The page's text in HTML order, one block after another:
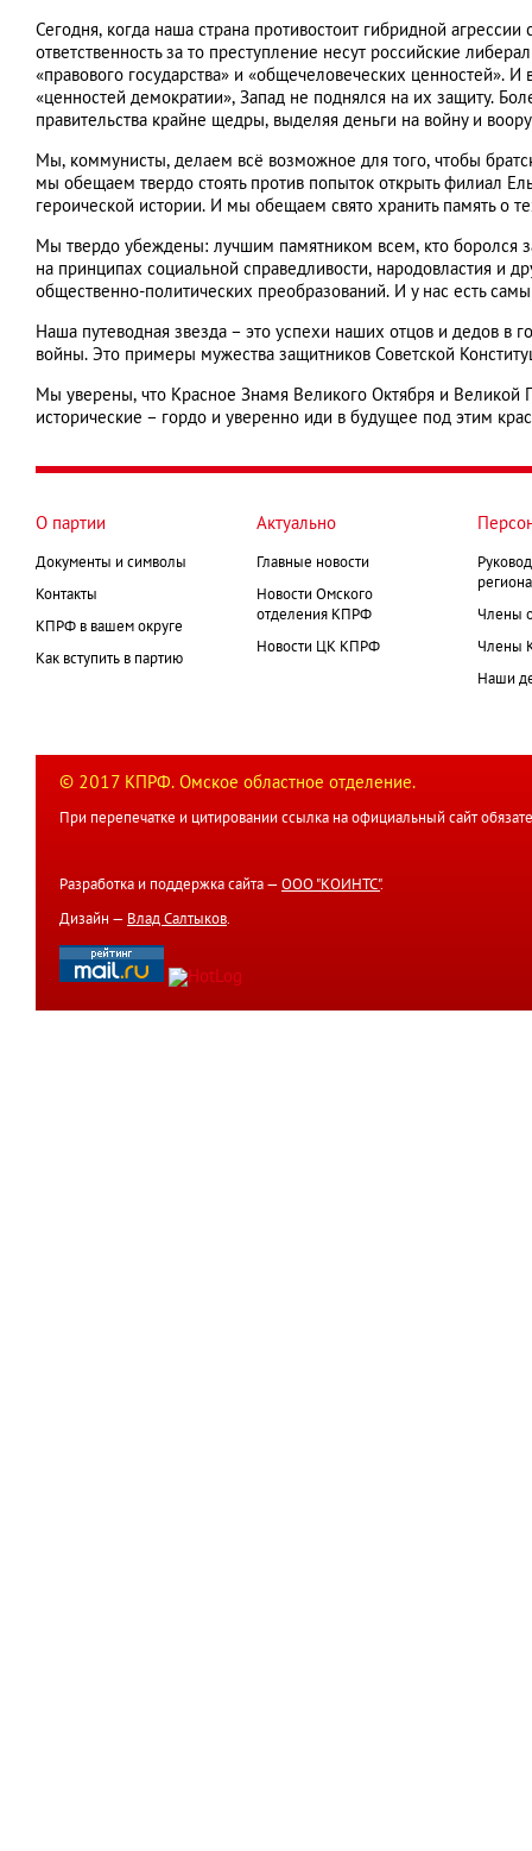
Сегодня, когда наша страна противостоит гибридной
ответственность за то преступление несут российские
«правового государства» и «общечеловеческих ценностей».
«ценностей демократии», Запад не поднялся на их защиту.
правительства крайне щедры, выделяя деньги на войну и
Мы, коммунисты, делаем всё возможное для того, чтобы
мы обещаем твердо стоять против попыток открыть филиал
героической истории. И мы обещаем свято хранить память о
Мы твердо убеждены: лучшим памятником всем, кто боролся
на принципах социальной справедливости, народовластия
общественно-политических преобразований. И у нас есть
Наша путеводная звезда – это успехи наших отцов и дедов в
войны. Это примеры мужества защитников Советской
Мы уверены, что Красное Знамя Великого Октября и Великой
исторические – гордо и уверенно иди в будущее под этим
О партии
Документы и символы
Контакты
КПРФ в вашем округе
Как вступить в партию
Актуально
Главные новости
Новости Омского
отделения КПРФ
Новости ЦК КПРФ
Члены
Члены
Наши
© 2017 КПРФ. Омское областное отделение.
При перепечатке и цитировании ссылка на официальный сайт
Разработка и поддержка сайта — ООО "КОИНТС".
Дизайн — Влад Салтыков.